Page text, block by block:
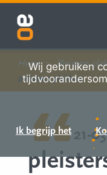
Home
Pleisters
pleisters plakken
21-
Wij gebruiken
Ik begrijp het